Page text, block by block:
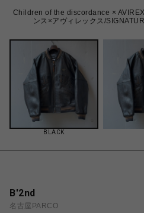
Children of the discordance ×
ンス×アヴィレックス/
BLACK
B'2nd
名古屋PARCO